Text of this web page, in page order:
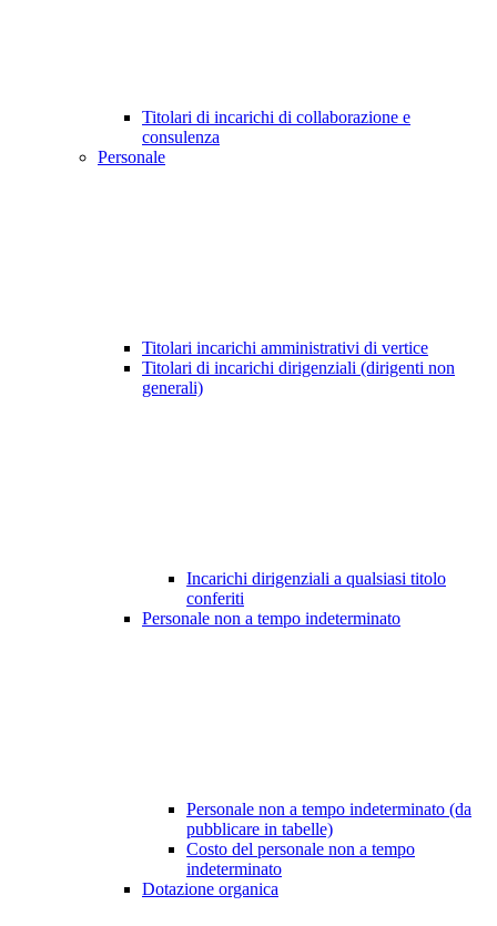
Titolari di incarichi di collaborazione e
consulenza
Personale
Titolari incarichi amministrativi di vertice
Titolari di incarichi dirigenziali (dirigenti non
generali)
Incarichi dirigenziali a qualsiasi titolo
conferiti
Personale non a tempo indeterminato
Personale non a tempo indeterminato (da
pubblicare in tabelle)
Costo del personale non a tempo
indeterminato
Dotazione organica